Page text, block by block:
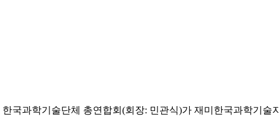
국과학기술단체 총연합회(회장: 민관식)가 재미한국과학기